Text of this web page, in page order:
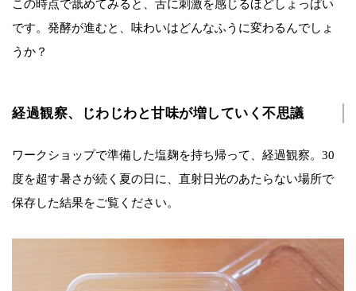
この時点で舐めてみると、舌に刺激を感じるほどしょっぱい
です。発酵が進むと、味わいはどんなふうに変わるんでしょ
うか？
経過観察、じわじわと甘味が増していく不思議
ワークショップで準備した塩麹を持ち帰って、経過観察。30
度を超す暑さが続く夏の日に、直射日光のあたらない場所で
保存した結果をご覧ください。